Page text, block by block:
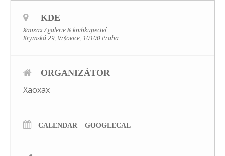
KDE
Xaoxax / galerie & knihkupectví
Krymská 29, Vršovice, 10100 Praha
ORGANIZÁTOR
Xaoxax
CALENDAR GOOGLECAL